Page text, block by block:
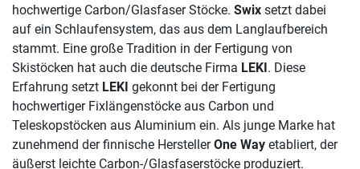
hochwertige Carbon/Glasfaser Stöcke. Swix setzt dabei
auf ein Schlaufensystem, das aus dem Langlaufbereich
stammt. Eine große Tradition in der Fertigung von
Skistöcken hat auch die deutsche Firma LEKI. Diese
Erfahrung setzt LEKI gekonnt bei der Fertigung
hochwertiger Fixlängenstöcke aus Carbon und
Teleskopstöcken aus Aluminium ein. Als junge Marke hat
zunehmend der finnische HerstellerOne Way etabliert, der
äußerst leichte Carbon-/Glasfaserstöcke produziert.